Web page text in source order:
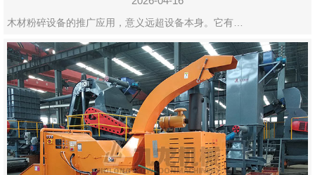
木材粉碎设备的推广应用，意义远超设备本身。它有…